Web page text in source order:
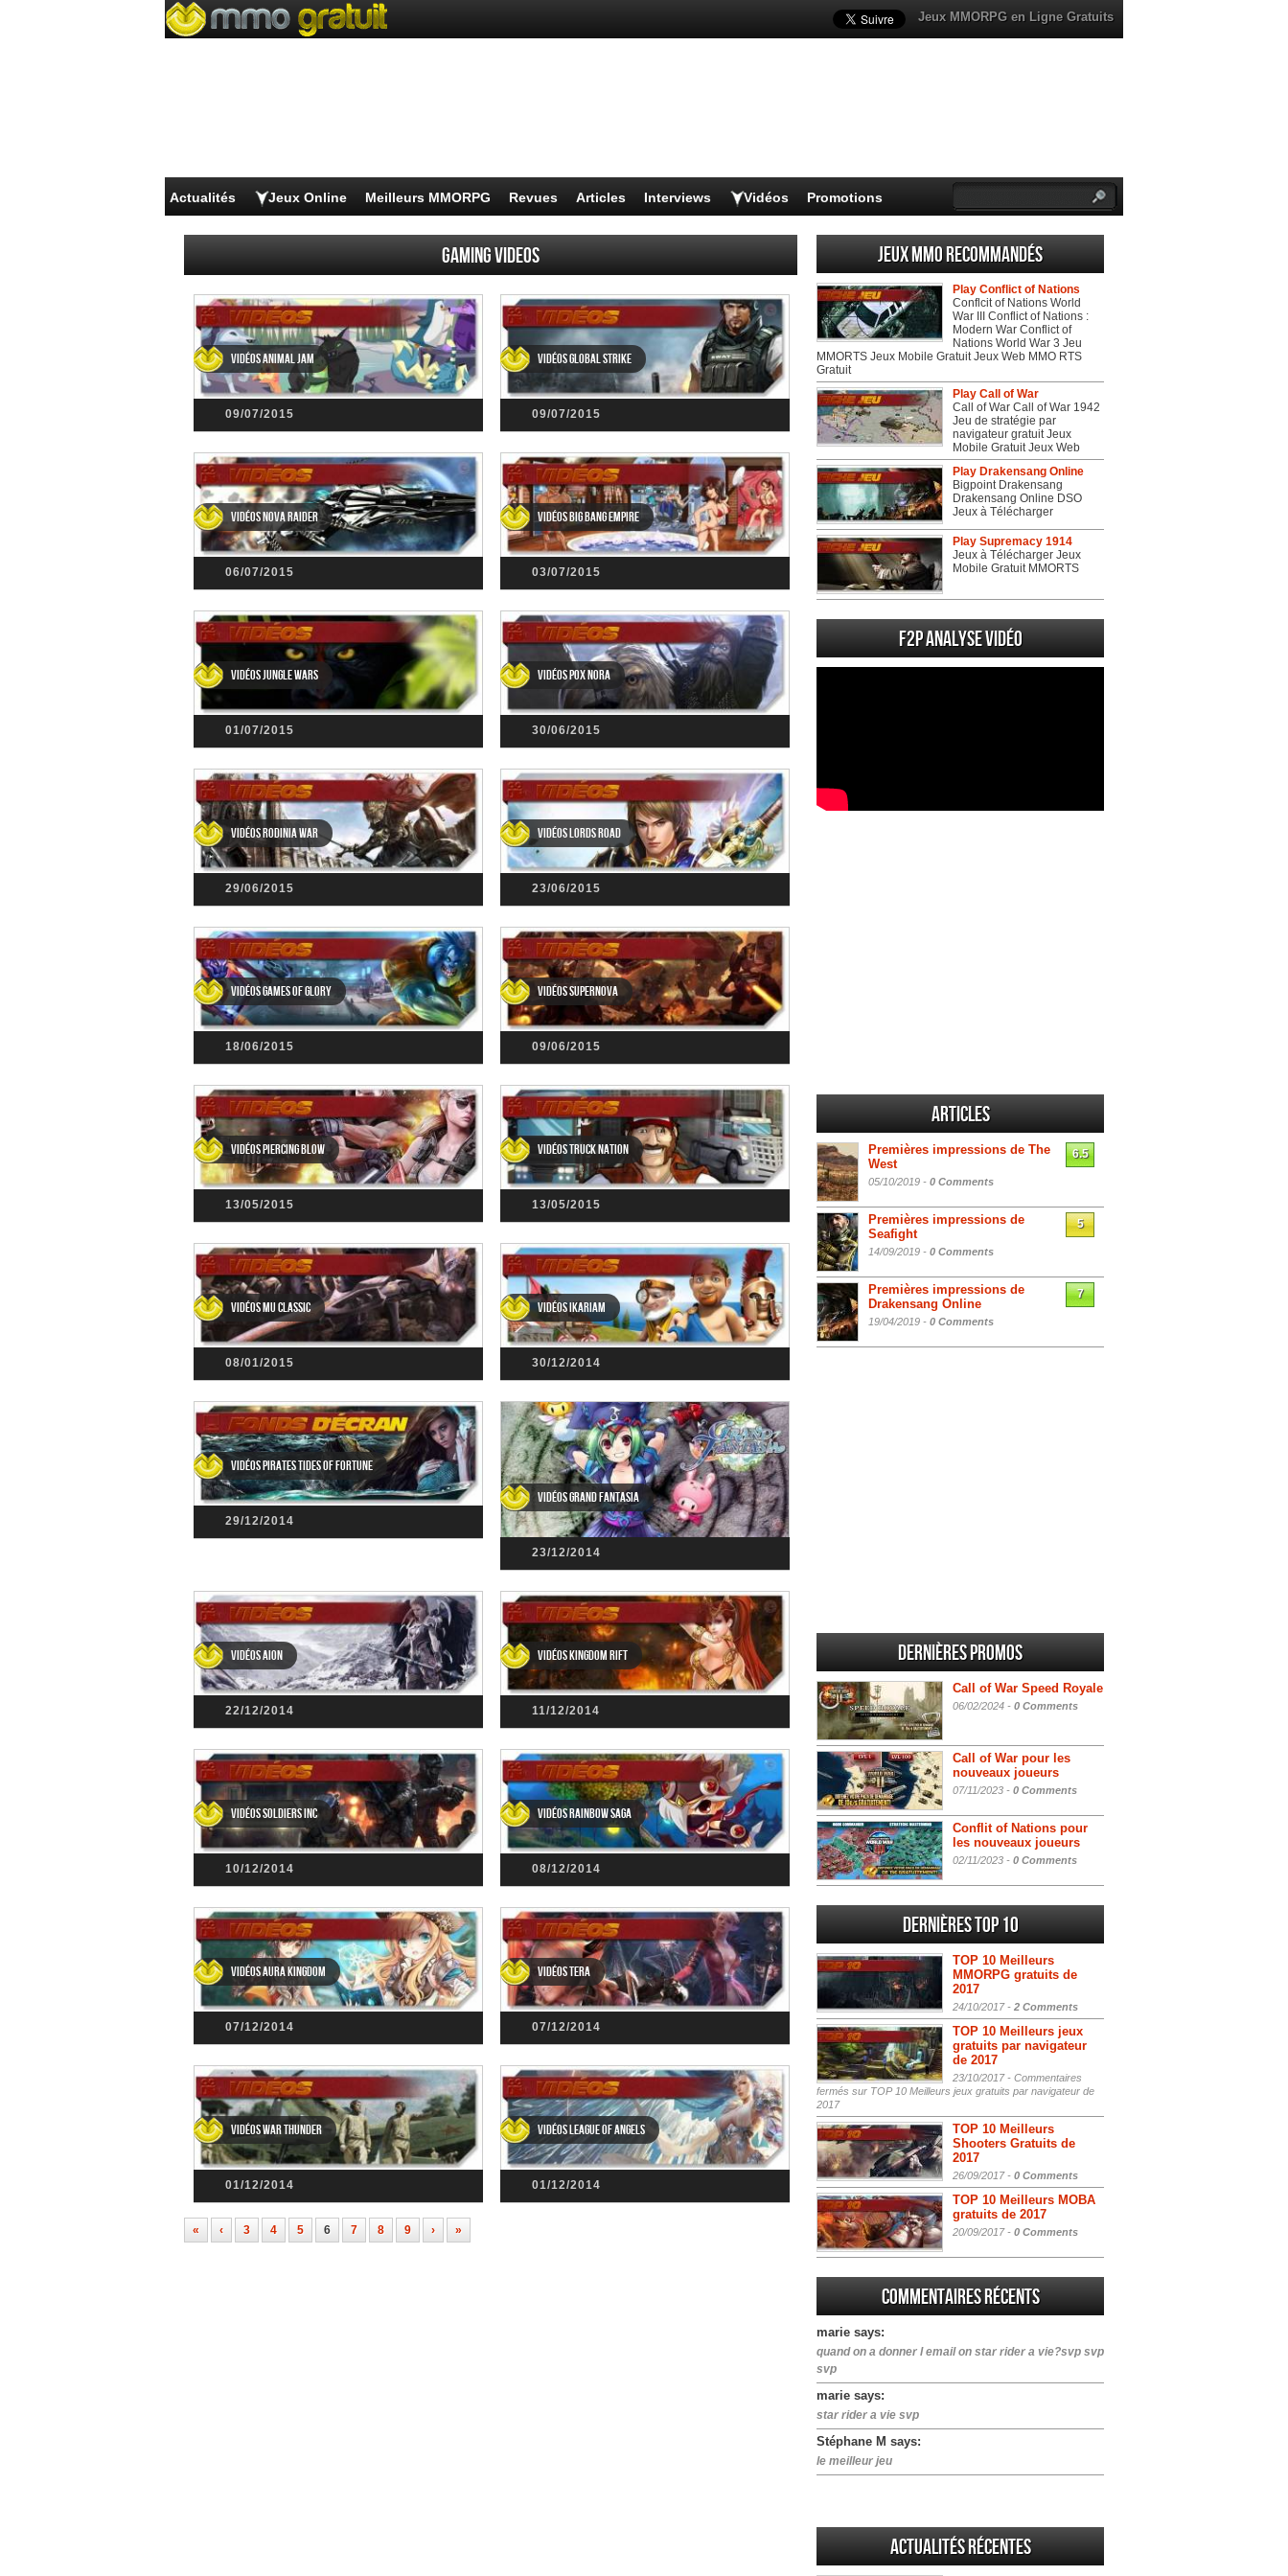
Jeux MMORPG en Ligne Gratuits
Actualités Jeux Online Meilleurs MMORPG Revues Articles Interviews Vidéos Promotions
Gaming Videos
Vidéos Animal Jam
09/07/2015
Vidéos Global Strike
09/07/2015
Vidéos Nova Raider
06/07/2015
Vidéos Big Bang Empire
03/07/2015
Vidéos Jungle Wars
01/07/2015
Vidéos Pox Nora
30/06/2015
Vidéos Rodinia War
29/06/2015
Vidéos Lords Road
23/06/2015
Vidéos Games of Glory
18/06/2015
Vidéos Supernova
09/06/2015
Vidéos Piercing Blow
13/05/2015
Vidéos Truck Nation
13/05/2015
Vidéos MU Classic
08/01/2015
Vidéos Ikariam
30/12/2014
Vidéos Pirates Tides of Fortune
29/12/2014
Vidéos Grand Fantasia
23/12/2014
Vidéos Aion
22/12/2014
Vidéos Kingdom Rift
11/12/2014
Vidéos Soldiers Inc
10/12/2014
Vidéos Rainbow Saga
08/12/2014
Vidéos Aura Kingdom
07/12/2014
Vidéos TERA
07/12/2014
Vidéos War Thunder
01/12/2014
Vidéos League of Angels
01/12/2014
« ‹ 3 4 5 6 7 8 9 › »
Jeux MMO recommandés
Play Conflict of Nations
Conflcit of Nations World
War III Conflict of Nations :
Modern War Conflict of
Nations World War 3 Jeu
MMORTS Jeux Mobile Gratuit Jeux Web MMO RTS
Gratuit
Play Call of War
Call of War Call of War 1942
Jeu de stratégie par
navigateur gratuit Jeux
Mobile Gratuit Jeux Web
Play Drakensang Online
Bigpoint Drakensang
Drakensang Online DSO
Jeux à Télécharger
Play Supremacy 1914
Jeux à Télécharger Jeux
Mobile Gratuit MMORTS
F2P Analyse vidéo
Articles
Premières impressions de The
West
05/10/2019 - 0 Comments
6.5
Premières impressions de
Seafight
14/09/2019 - 0 Comments
5
Premières impressions de
Drakensang Online
19/04/2019 - 0 Comments
7
Dernières promos
Call of War Speed Royale
06/02/2024 - 0 Comments
Call of War pour les
nouveaux joueurs
07/11/2023 - 0 Comments
Conflit of Nations pour
les nouveaux joueurs
02/11/2023 - 0 Comments
Dernières Top 10
TOP 10 Meilleurs
MMORPG gratuits de
2017
24/10/2017 - 2 Comments
TOP 10 Meilleurs jeux
gratuits par navigateur
de 2017
23/10/2017 - Commentaires
fermés sur TOP 10 Meilleurs jeux gratuits par navigateur de
2017
TOP 10 Meilleurs
Shooters Gratuits de
2017
26/09/2017 - 0 Comments
TOP 10 Meilleurs MOBA
gratuits de 2017
20/09/2017 - 0 Comments
Commentaires récents
marie says:
quand on a donner l email on star rider a vie?svp svp
svp
marie says:
star rider a vie svp
Stéphane M says:
le meilleur jeu
Actualités Récentes